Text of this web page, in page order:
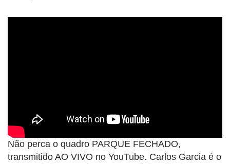
Não perca o quadro PARQUE FECHADO,
transmitido AO VIVO no YouTube. Carlos Garcia é o